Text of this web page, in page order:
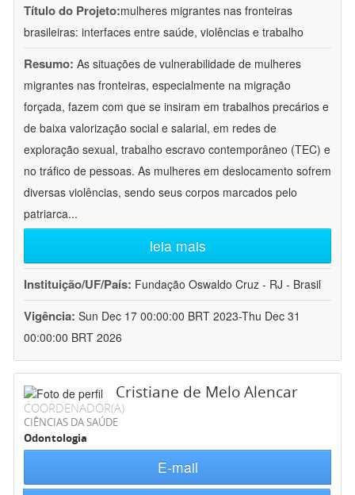
Título do Projeto:mulheres migrantes nas fronteiras
brasileiras: interfaces entre saúde, violências e trabalho
Resumo: As situações de vulnerabilidade de mulheres
migrantes nas fronteiras, especialmente na migração
forçada, fazem com que se insiram em trabalhos precários e
de baixa valorização social e salarial, em redes de
exploração sexual, trabalho escravo contemporâneo (TEC) e
no tráfico de pessoas. As mulheres em deslocamento sofrem
diversas violências, sendo seus corpos marcados pelo
patriarca...
leia mais
Instituição/UF/País: Fundação Oswaldo Cruz - RJ - Brasil
Vigência: Sun Dec 17 00:00:00 BRT 2023-Thu Dec 31
00:00:00 BRT 2026
Cristiane de Melo Alencar
COORDENADOR(A)
CIÊNCIAS DA SAÚDE
Odontologia
E-mail